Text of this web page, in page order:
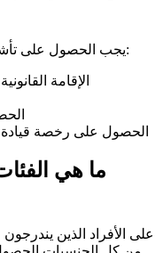
يجب الحصول على تأشيرة إقامة للحصول على الخدمات التالية:
الإقامة
الحصول على رخصة قيادة
ما هي
على الأفراد الذين